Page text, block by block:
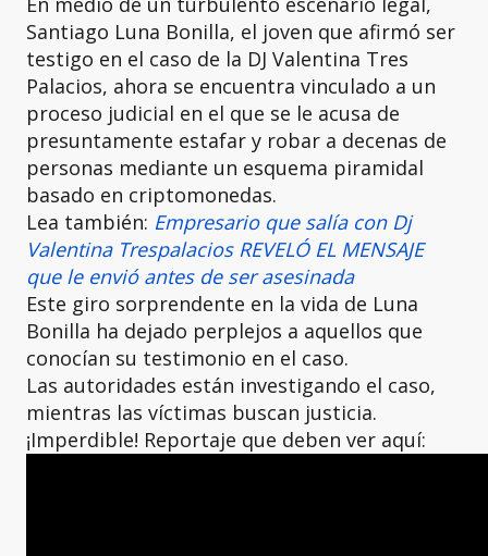
Santiago Luna Bonilla, el joven que afirmó ser
testigo en el caso de la DJ Valentina Tres
Palacios, ahora se encuentra vinculado a un
proceso judicial en el que se le acusa de
presuntamente estafar y robar a decenas de
personas mediante un esquema piramidal
basado en criptomonedas.
Lea también: Empresario que salía con Dj
Valentina Trespalacios REVELÓ EL MENSAJE
que le envió antes de ser asesinada
Este giro sorprendente en la vida de Luna
Bonilla ha dejado perplejos a aquellos que
conocían su testimonio en el caso.
Las autoridades están investigando el caso,
mientras las víctimas buscan justicia.
¡Imperdible! Reportaje que deben ver aquí: